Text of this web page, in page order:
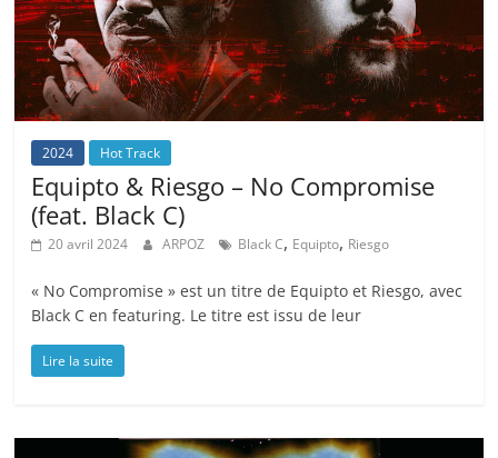
2024 Hot Track
Equipto & Riesgo – No Compromise
(feat. Black C)
20 avril 2024 ARPOZ Black C, Equipto, Riesgo
« No Compromise » est un titre de Equipto et Riesgo, avec
Black C en featuring. Le titre est issu de leur
Lire la suite